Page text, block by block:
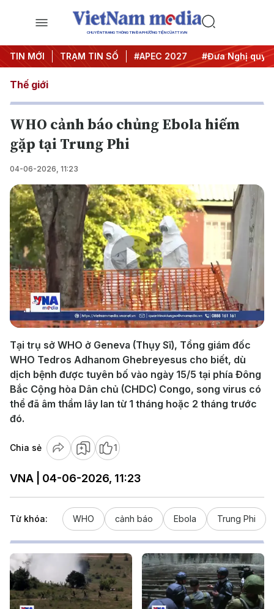
CHUYÊN TRANG THÔNG TIN ĐA PHƯƠNG TIỆN CỦA TTXVN
TIN MỚI TRẠM TIN SỐ
#Hội nghị Trung ương 3 #APEC 2027 #Đưa Nghị quyết
Thế giới
WHO cảnh báo chủng Ebola hiếm
gặp tại Trung Phi
04-06-2026, 11:23
Play
Video
Tại trụ sở WHO ở Geneva (Thụy Sĩ), Tổng giám đốc
WHO Tedros Adhanom Ghebreyesus cho biết, dù
dịch bệnh được tuyên bố vào ngày 15/5 tại phía Đông
Bắc Cộng hòa Dân chủ (CHDC) Congo, song virus có
thể đã âm thầm lây lan từ 1 tháng hoặc 2 tháng trước
đó.
Chia sẻ 1
VNA | 04-06-2026, 11:23
Từ khóa: WHO cảnh báo Ebola Trung Phi